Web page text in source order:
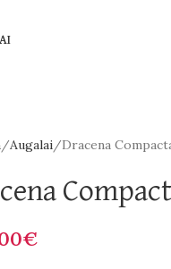
Augalai Dracena
€